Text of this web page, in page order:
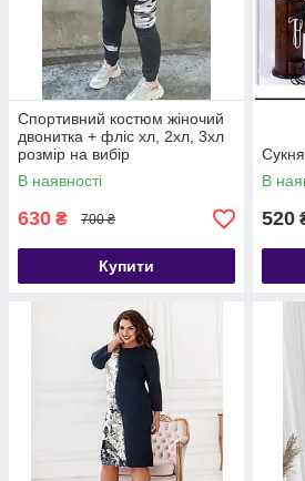
Спортивний костюм жіночий
двонитка + фліс хл, 2хл, 3хл
розмір на вибір
В наявності
630 ₴ 700 ₴
Купити
В
520